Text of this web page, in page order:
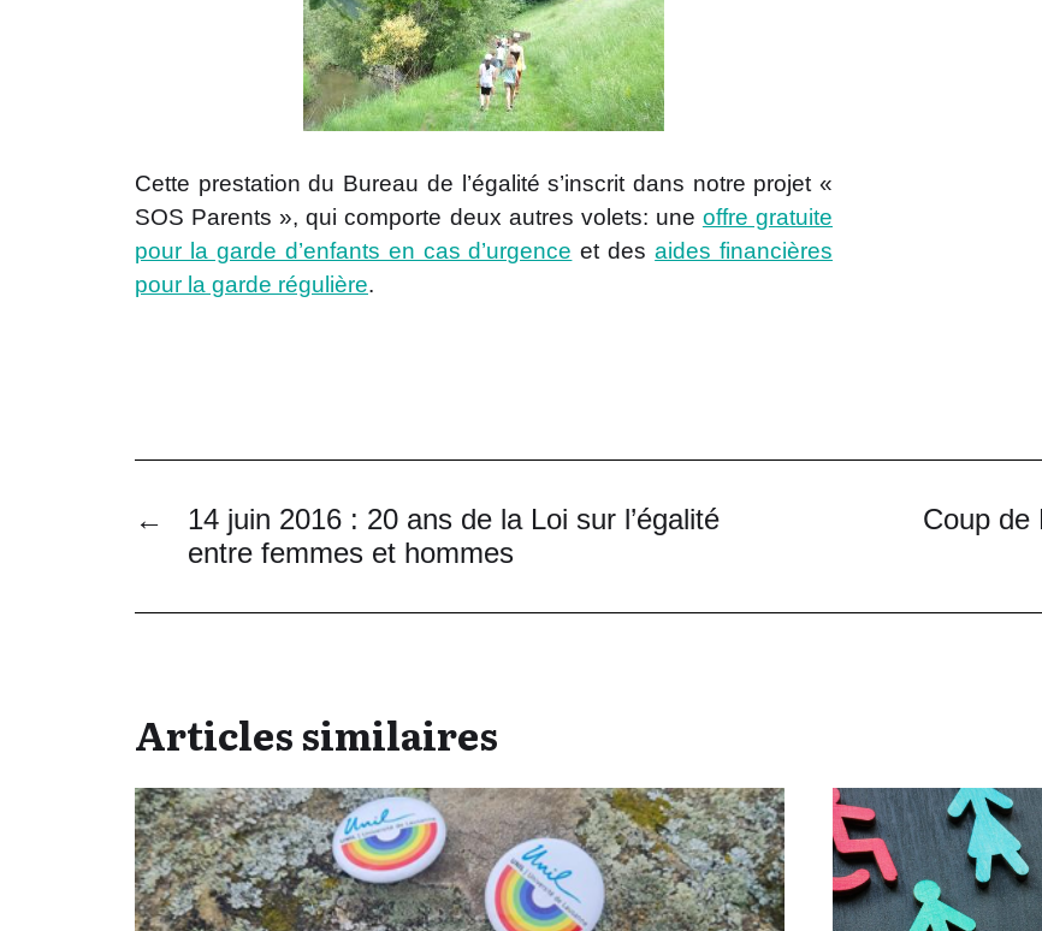
Cette prestation du Bureau de l’égalité s’inscrit dans notre projet «
SOS Parents », qui comporte deux autres volets: une offre gratuite
pour la garde d’enfants en cas d’urgence et desaides financières
pour la garde régulière.
←
14 juin 2016 : 20 ans de la Loi sur l’égalité
entre femmes et hommes
Coup de
Articles similaires